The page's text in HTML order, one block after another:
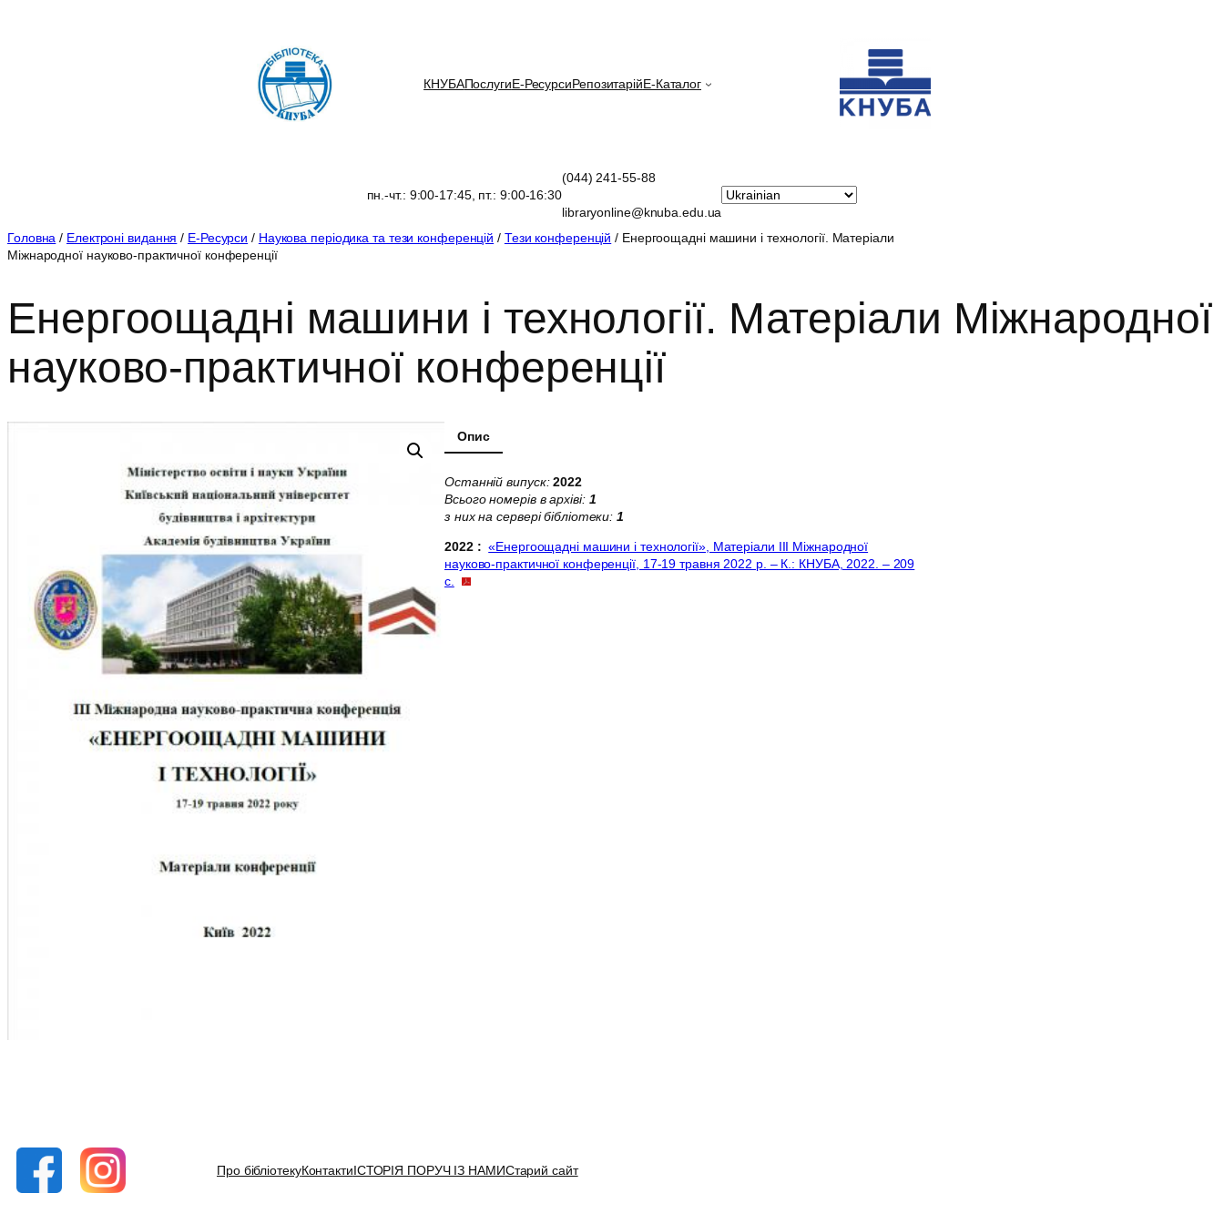
КНУБАПослугиE-РесурсиРепозитарійЕ-Каталог
пн.-чт.: 9:00-17:45, пт.: 9:00-16:30
(044) 241-55-88
libraryonline@knuba.edu.ua
Головна / Електроні видання / Е-Ресурси / Наукова періодика та тези конференцій / Тези конференцій / Енергоощадні машини і технології. Матеріали
Міжнародної науково-практичної конференції
Енергоощадні машини і технології. Матеріали Міжнародної
науково-практичної конференції
Опис
Останній випуск:2022
Всього номерів в архіві: 1
з них на сервері бібліотеки:1
2022 : «Енергоощадні машини і технології», Матеріали III Міжнародної
науково-практичної конференції, 17-19 травня 2022 р. – К.: КНУБА, 2022. – 209
с.
Про бібліотекуКонтактиІСТОРІЯ ПОРУЧ ІЗ НАМИСтарий сайт